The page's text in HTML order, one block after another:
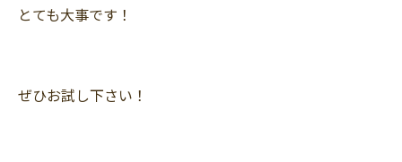
とても大事です！
ぜひお試し下さい！